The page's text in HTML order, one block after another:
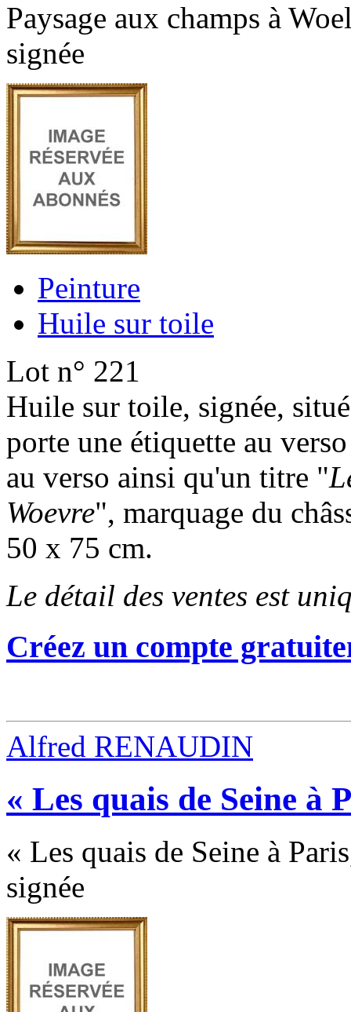
Paysage aux champs à
signée
Peinture
Huile sur toile
Lot n° 221
Huile sur toile, signée,
porte une étiquette au
au verso ainsi qu'un titre "
Woevre", marquage du
50 x 75 cm.
Le détail des ventes est
Créez un compte
Alfred RENAUDIN
« Les quais de Seine à
« Les quais de Seine à
signée